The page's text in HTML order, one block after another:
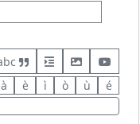
à è ì ò ù é